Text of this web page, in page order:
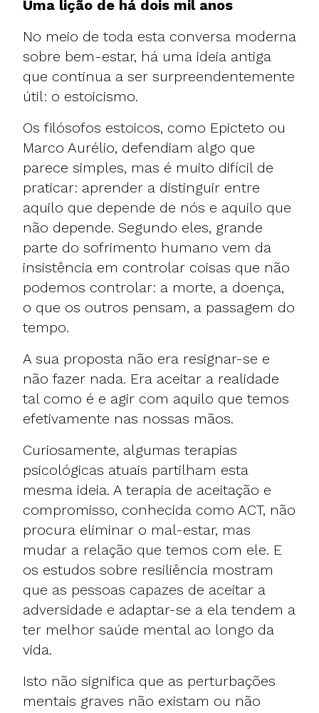
Uma lição de há dois mil anos
No meio de toda esta conversa moderna
sobre bem-estar, há uma ideia antiga
que continua a ser surpreendentemente
útil: o estoicismo.
Os filósofos estoicos, como Epicteto ou
Marco Aurélio, defendiam algo que
parece simples, mas é muito difícil de
praticar: aprender a distinguir entre
aquilo que depende de nós e aquilo que
não depende. Segundo eles, grande
parte do sofrimento humano vem da
insistência em controlar coisas que não
podemos controlar: a morte, a doença,
o que os outros pensam, a passagem do
tempo.
A sua proposta não era resignar-se e
não fazer nada. Era aceitar a realidade
tal como é e agir com aquilo que temos
efetivamente nas nossas mãos.
Curiosamente, algumas terapias
psicológicas atuais partilham esta
mesma ideia. A terapia de aceitação e
compromisso, conhecida como ACT, não
procura eliminar o mal-estar, mas
mudar a relação que temos com ele. E
os estudos sobre resiliência mostram
que as pessoas capazes de aceitar a
adversidade e adaptar-se a ela tendem a
ter melhor saúde mental ao longo da
vida.
Isto não significa que as perturbações
mentais graves não existam ou não